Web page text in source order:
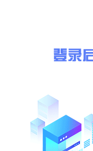
3.未被列入“信用中国”
中国政府采购网（
5.项目符合性审核
三、采购文件获取
获取时间：(略)
获取方式：(略)